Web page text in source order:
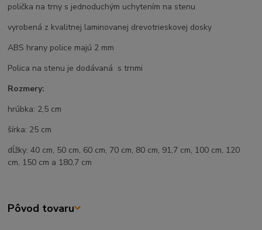
polička na trny s jednoduchým uchytením na stenu
vyrobená z kvalitnej laminovanej drevotrieskovej dosky
ABS hrany police majú 2 mm
Polica na stenu je dodávaná s trnmi
Rozmery:
hrúbka: 2,5 cm
šírka: 25 cm
dĺžky: 40 cm, 50 cm, 60 cm, 70 cm, 80 cm, 91,7 cm, 100 cm, 120
cm, 150 cm a 180,7 cm
Pôvod tovaru